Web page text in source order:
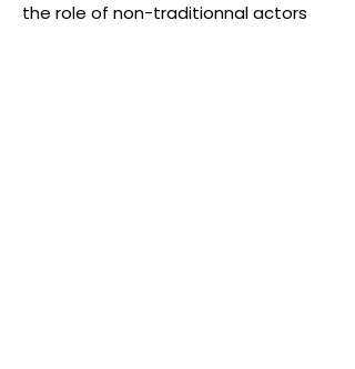
the role of non-traditionnal actors